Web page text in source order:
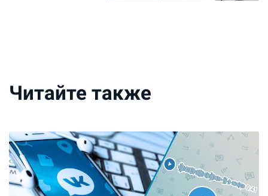
Читайте также